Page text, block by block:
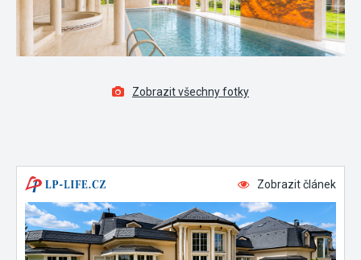
Zobrazit všechny fotky
Zobrazit článek